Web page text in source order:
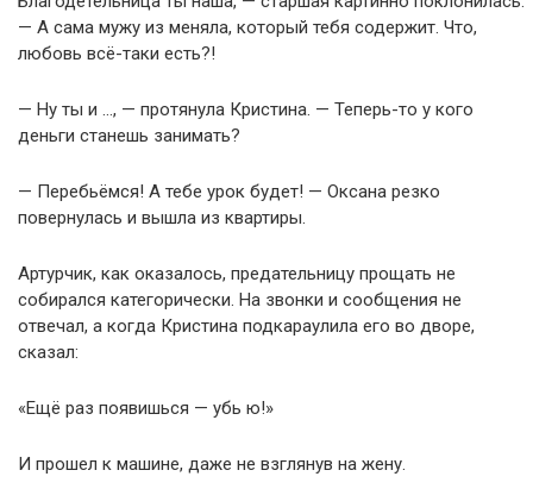
— А сама мужу из меняла, который тебя содержит. Что,
любовь всё-таки есть?!
— Ну ты и …, — протянула Кристина. — Теперь-то у кого
деньги станешь занимать?
— Перебьёмся! А тебе урок будет! — Оксана резко
повернулась и вышла из квартиры.
Артурчик, как оказалось, предательницу прощать не
собирался категорически. На звонки и сообщения не
отвечал, а когда Кристина подкараулила его во дворе,
сказал:
«Ещё раз появишься — убь ю!»
И прошел к машине, даже не взглянув на жену.